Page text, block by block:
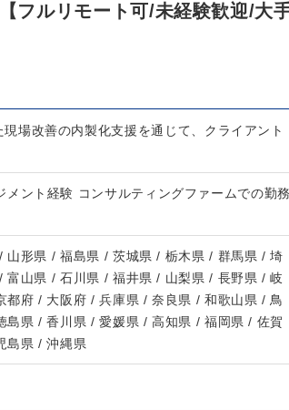
フルリモート可/未経験歓迎/大
場改善の内製化支援を通じて、クライアント
メント経験 コンサルティングファームでの勤
形県 / 福島県 / 茨城県 / 栃木県 / 群馬県 / 埼
山県 / 石川県 / 福井県 / 山梨県 / 長野県 / 岐
府 / 大阪府 / 兵庫県 / 奈良県 / 和歌山県 / 鳥
県 / 香川県 / 愛媛県 / 高知県 / 福岡県 / 佐賀
島県 / 沖縄県